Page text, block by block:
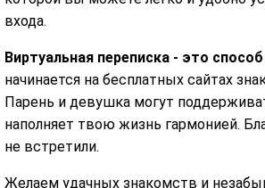
входа.
Виртуальная переписка - это
начинается на бесплатных сайтах
Парень и девушка могут
наполняет твою жизнь гармонией.
не встретили.
Желаем удачных знакомств и